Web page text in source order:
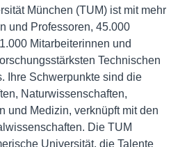
München (TUM) ist mit mehr
und Professoren, 45.000
Mitarbeiterinnen und
Technischen
Ihre Schwerpunkte sind die
Naturwissenschaften,
und Medizin, verknüpft mit den
Die TUM
Universität, die Talente